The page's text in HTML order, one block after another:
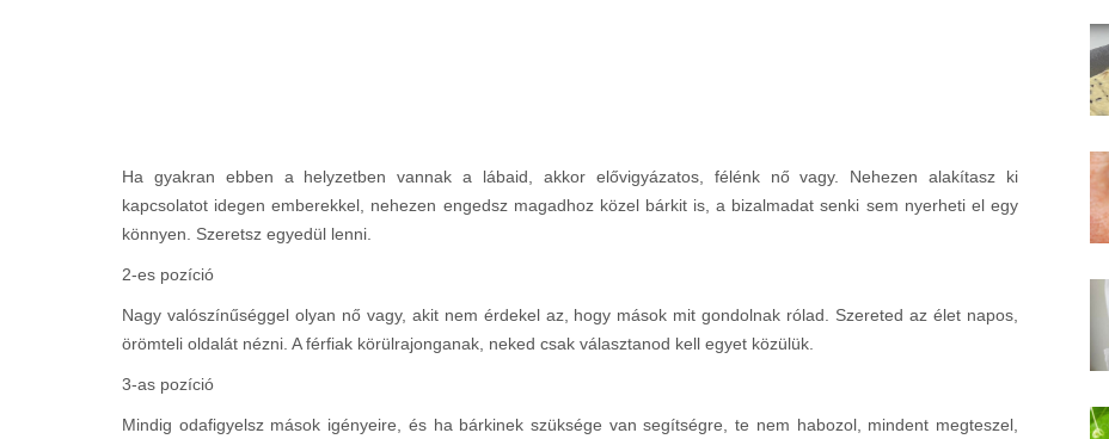
Ha gyakran ebben a helyzetben vannak a lábaid, akkor elővigyázatos, félénk nő vagy. Nehezen alakítasz ki
kapcsolatot idegen emberekkel, nehezen engedsz magadhoz közel bárkit is, a bizalmadat senki sem nyerheti el egy
könnyen. Szeretsz egyedül lenni.
2-es pozíció
Nagy valószínűséggel olyan nő vagy, akit nem érdekel az, hogy mások mit gondolnak rólad. Szereted az élet napos,
örömteli oldalát nézni. A férfiak körülrajonganak, neked csak választanod kell egyet közülük.
3-as pozíció
Mindig odafigyelsz mások igényeire, és ha bárkinek szüksége van segítségre, te nem habozol, mindent megteszel,